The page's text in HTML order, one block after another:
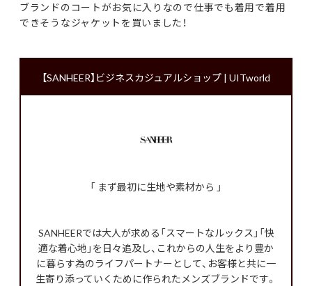
ブランドのコートがお気に入りなので仕事でも着用で着用
できそうなジャケットを買いました！
【SANHEER】ビジネスカジュアルショップ | UITworld
「 まず最初に生地や素材から 」
SANHEERでは大人が求める「スマートなルックス」「快
適な着心地」を日々追及し、これからの人生をより豊か
に暮らす為のライフパートナーとして、お客様と共に一
生寄り添っていくために作られたメンズブランドです。